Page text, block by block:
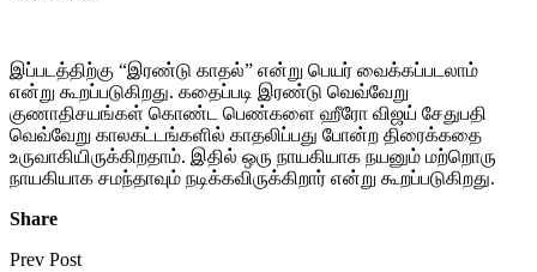
இப்படத்திற்கு “இரண்டு காதல்” என்று பெயர் வைக்கப்படலாம்
என்று கூறப்படுகிறது. கதைப்படி இரண்டு வெவ்வேறு
குணாதிசயங்கள் கொண்ட பெண்களை ஹீரோ விஜய் சேதுபதி
வெவ்வேறு காலகட்டங்களில் காதலிப்பது போன்ற திரைக்கதை
உருவாகியிருக்கிறதாம். இதில் ஒரு நாயகியாக நயனும் மற்றொரு
நாயகியாக சமந்தாவும் நடிக்கவிருக்கிறார் என்று கூறப்படுகிறது.
Share
Prev Post